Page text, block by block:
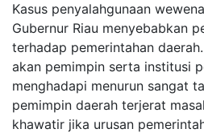
Kasus penyalahgunaan
Gubernur Riau menyebabkan
terhadap pemerintahan
akan pemimpin serta institusi
menghadapi menurun sangat
pemimpin daerah terjerat
khawatir jika urusan